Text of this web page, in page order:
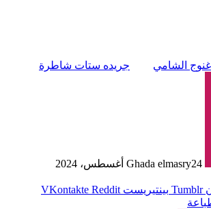
غنوج الشامي
جريده ستات شاطرة
Ghada elmasry24 أغسطس، 2024
بينتيريست